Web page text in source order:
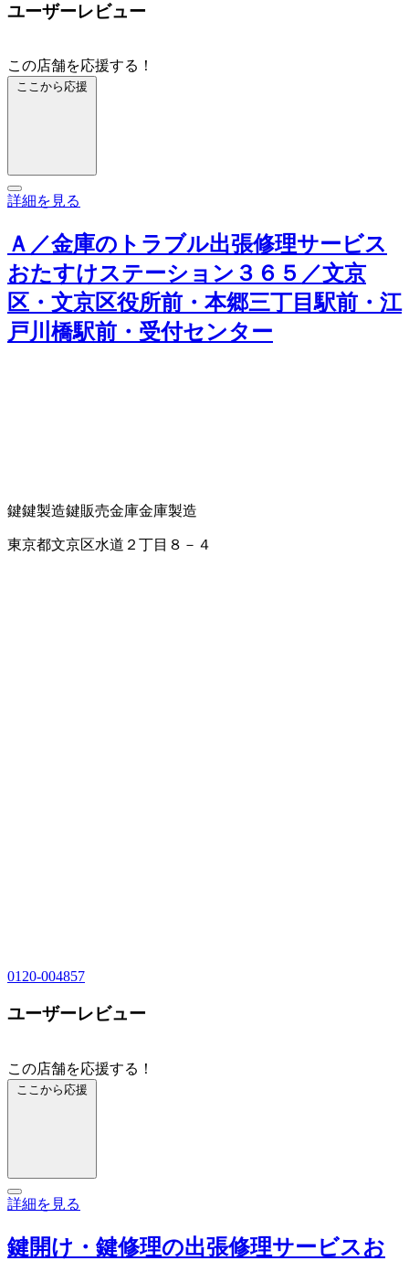
ユーザーレビュー
この店舗を応援する！
ここから応援
詳細を見る
Ａ／金庫のトラブル出張修理サービス
おたすけステーション３６５／文京
区・文京区役所前・本郷三丁目駅前・江
戸川橋駅前・受付センター
鍵鍵製造鍵販売金庫金庫製造
東京都文京区水道２丁目８－４
0120-004857
ユーザーレビュー
この店舗を応援する！
ここから応援
詳細を見る
鍵開け・鍵修理の出張修理サービスお